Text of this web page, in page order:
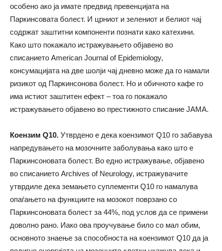
особено ако ја имате предвид превенцијата на
Паркинсовата болест. И црниот и зелениот и белиот чај
содржат заштитни компоненти познати како катехини.
Како што покажало истражувањето објавено во
списанието American Journal of Epidemiology,
консумацијата на две шолји чај дневно може да го намали
ризикот од Паркинсонова болест. Но и обичното кафе го
има истиот заштитен ефект – тоа го покажало
истражувањето објавено во престижното списание JAMA.
Коензим Q10. Утврдено е дека коензимот Q10 го забавува
напредувањето на мозочните заболувања како што е
Паркинсоновата болест. Во едно истражување, објавено
во списанието Archives of Neurology, истражувачите
утврдиле дека земањето суплементи Q10 го намалува
опаѓањето на функциите на мозокот поврзано со
Паркинсоновата болест за 44%, под услов да се примени
доволно рано. Иако ова проучување било со мал обим,
основното знаење за способноста на коензимот Q10 да ја